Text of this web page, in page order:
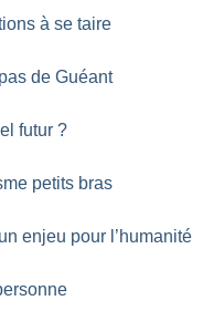
à se taire
de Guéant
futur ?
petits bras
enjeu pour l’humanité